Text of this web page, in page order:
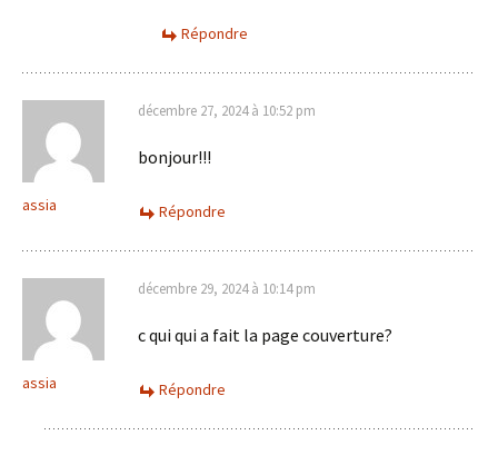
Répondre
assia
décembre 27, 2024 à 10:52 pm
bonjour!!!
Répondre
assia
décembre 29, 2024 à 10:14 pm
c qui qui a fait la page couverture?
Répondre